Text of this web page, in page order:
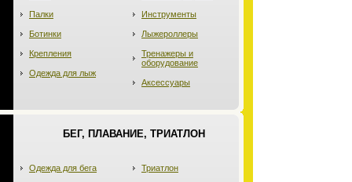
Палки
Ботинки
Крепления
Одежда для лыж
Инструменты
Лыжероллеры
Тренажеры и
оборудование
Аксессуары
БЕГ, ПЛАВАНИЕ, ТРИАТЛОН
Одежда для бега Триатлон